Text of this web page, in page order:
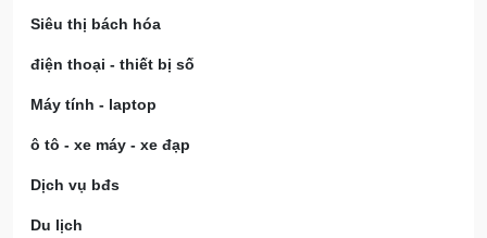
Siêu thị bách hóa
điện thoại - thiết bị số
Máy tính - laptop
ô tô - xe máy - xe đạp
Dịch vụ bđs
Du lịch